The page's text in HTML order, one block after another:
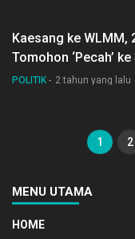
Kaesang ke WLMM,
Tomohon ‘Pecah’
POLITIK 2 tahun yang lalu
1 2
MENU UTAMA
HOME